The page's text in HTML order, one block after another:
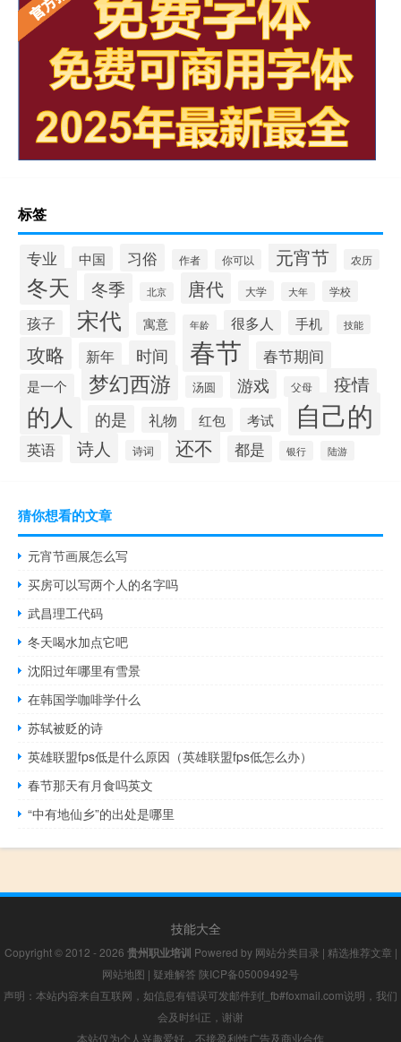
标签
专业 中国 习俗 作者 你可以 元宵节 农历
冬天 冬季 北京 唐代 大学 大年 学校
孩子 宋代 寓意 年龄 很多人 手机 技能
攻略 新年 时间 春节 春节期间
是一个 梦幻西游 汤圆 游戏 父母 疫情
的人 的是 礼物 红包 考试 自己的
英语 诗人 诗词 还不 都是 银行 陆游
猜你想看的文章
元宵节画展怎么写
买房可以写两个人的名字吗
武昌理工代码
冬天喝水加点它吧
沈阳过年哪里有雪景
在韩国学咖啡学什么
苏轼被贬的诗
英雄联盟fps低是什么原因（英雄联盟fps低怎么办）
春节那天有月食吗英文
“中有地仙乡”的出处是哪里
技能大全
Copyright © 2012 - 2026 贵州职业培训 Powered by 网站分类目录 | 精选推荐文章 |
网站地图 | 疑难解答 陕ICP备05009492号
声明：本站内容来自互联网，如信息有错误可发邮件到f_fb#foxmail.com说明，我们
会及时纠正，谢谢
本站仅为个人兴趣爱好，不接盈利性广告及商业合作